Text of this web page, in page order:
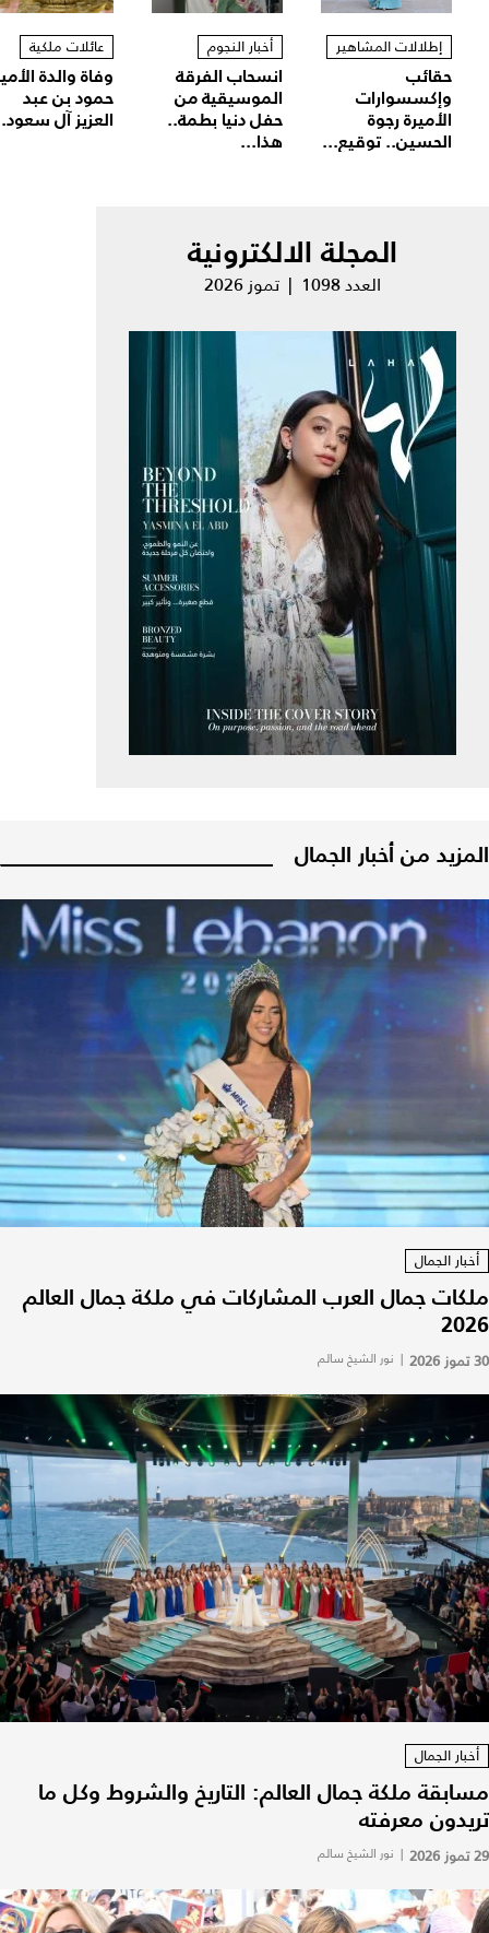
إطلالات المشاهير
حقائب
وإكسسوارات
الأميرة رجوة
الحسين.. توقيع...
أخبار النجوم
انسحاب الفرقة
الموسيقية من
حفل دنيا بطمة..
هذا...
عائلات ملكية
وفاة والدة
حمود بن عبد
العزيز آل
المجلة الالكترونية
العدد 1098 | تموز 2026
المزيد من أخبار الجمال
أخبار الجمال
ملكات جمال العرب المشاركات في ملكة جمال العالم
2026
30 تموز 2026 | نور الشيخ سالم
أخبار الجمال
مسابقة ملكة جمال العالم: التاريخ والشروط وكل ما
تريدون معرفته
29 تموز 2026 | نور الشيخ سالم